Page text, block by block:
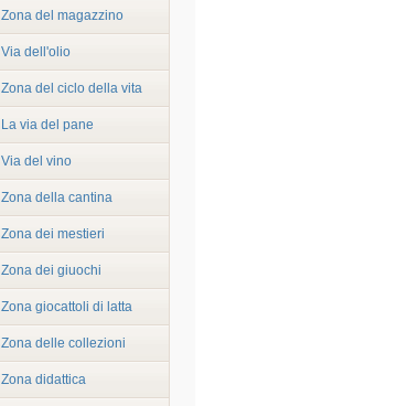
Zona del magazzino
Via dell'olio
Zona del ciclo della vita
La via del pane
Via del vino
Zona della cantina
Zona dei mestieri
Zona dei giuochi
Zona giocattoli di latta
Zona delle collezioni
Zona didattica